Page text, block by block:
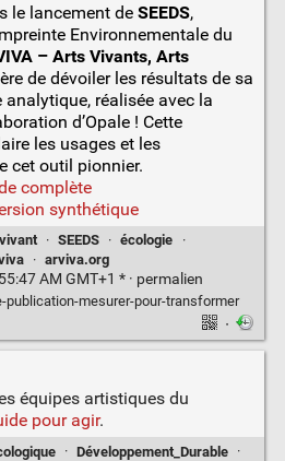
le lancement de SEEDS,
Environnementale du
– Arts Vivants, Arts
de dévoiler les résultats de sa
analytique, réalisée avec la
d’Opale ! Cette
les usages et les
cet outil pionnier.
complète
synthétique
· SEEDS · écologie
·
· arviva.org
AM GMT+1 * · permalien
mesurer-pour-transformer
·
équipes artistiques du
pour agir.
· Développement_Durable ·